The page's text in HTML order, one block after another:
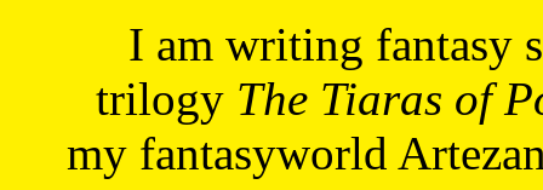
I am writing fantasy
trilogy The Tiaras of
my fantasyworld